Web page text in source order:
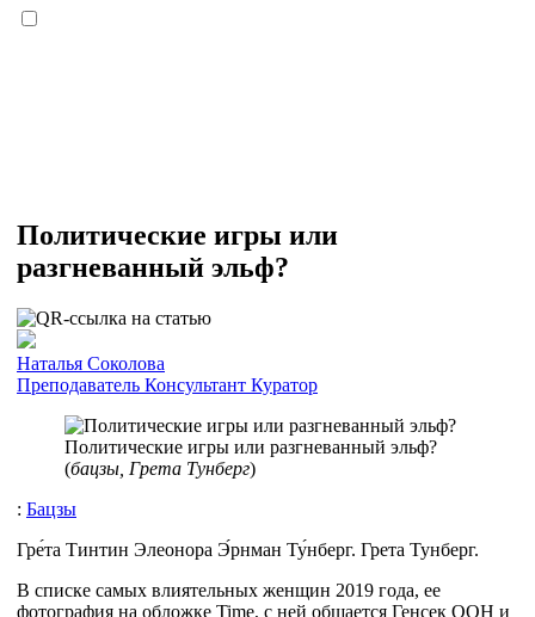
Политические игры или
разгневанный эльф?
Наталья Соколова
Преподаватель Консультант Куратор
Политические игры или разгневанный эльф?
(бацзы, Грета Тунберг)
: Бацзы
Гре́та Тинтин Элеонора Э́рнман Ту́нберг. Грета Тунберг.
В списке самых влиятельных женщин 2019 года, ее
фотография на обложке Time, с ней общается Генсек ООН и